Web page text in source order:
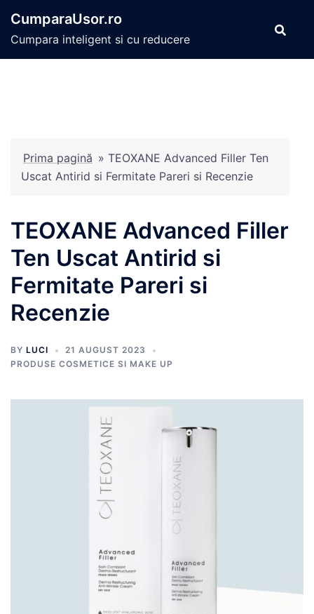
conținut
CumparaUsor.ro
Cumpara inteligent si cu reducere
Prima pagină » TEOXANE Advanced Filler Ten
Uscat Antirid si Fermitate Pareri si Recenzie
TEOXANE Advanced Filler
Ten Uscat Antirid si
Fermitate Pareri si
Recenzie
BY LUCI
21 AUGUST 2023
PRODUSE COSMETICE SI MAKE UP